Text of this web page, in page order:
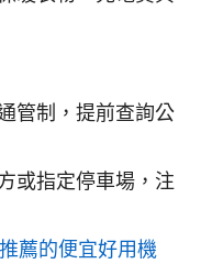
管制，提前查詢公
或指定停車場，注
薦的便宜好用機